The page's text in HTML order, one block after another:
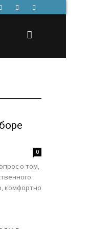
0
о том,
комфортно